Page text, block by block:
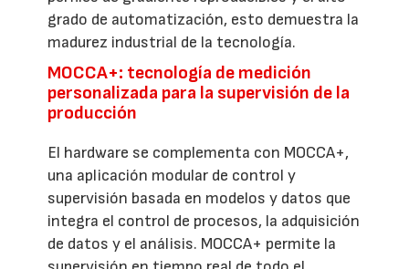
grado de automatización, esto demuestra la
madurez industrial de la tecnología.
MOCCA+: tecnología de medición
personalizada para la supervisión de la
producción
El hardware se complementa con MOCCA+,
una aplicación modular de control y
supervisión basada en modelos y datos que
integra el control de procesos, la adquisición
de datos y el análisis. MOCCA+ permite la